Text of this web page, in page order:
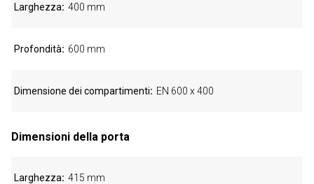
Larghezza 400 mm
Profondità 600 mm
Dimensione dei compartimenti EN 600 x 400
Dimensioni della porta
Larghezza 415 mm